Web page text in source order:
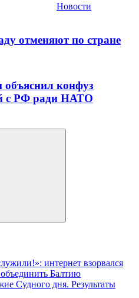
Новости
отменяют по стране
конфуз
с РФ ради НАТО
интернет взорвался
Балтию
Судного дня. Результаты